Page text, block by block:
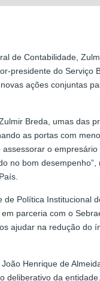
de Contabilidade,
presidente do Serviço
ações conjuntas
Breda, umas das
as portas com
assessorar o
no bom
de Política Institucional
parceria com o
ajudar na redução do
Henrique de
deliberativo da entidade.